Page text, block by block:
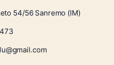
54/56 Sanremo (IM)